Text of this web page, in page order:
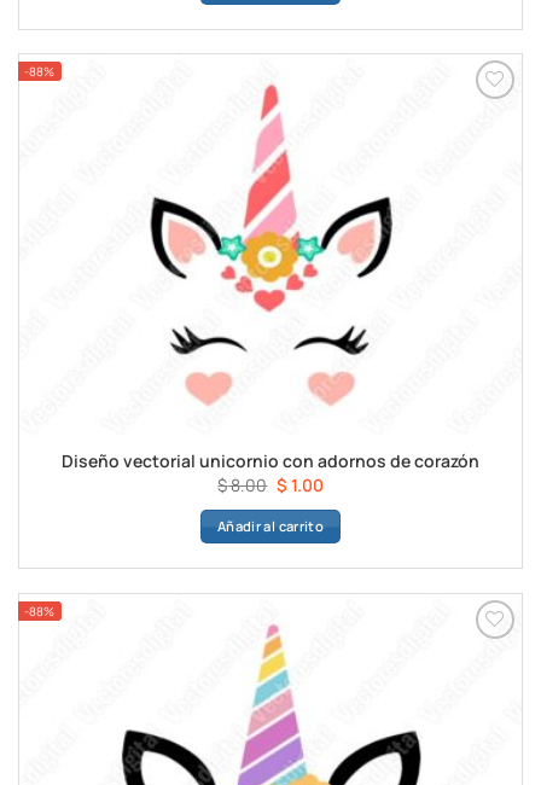
$ 8.00.$ 1.00.
-88%
Diseño vectorial unicornio con adornos de corazón
$8.00 El
precio
original
$ 8.00.
$ 1.00El
precio
actual
$ 1.00.
Añadir al carrito
-88%